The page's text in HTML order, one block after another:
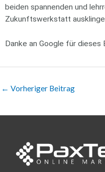
beiden spannenden und
Zukunftswerkstatt
Danke an Google für dieses
← Vorheriger Beitrag